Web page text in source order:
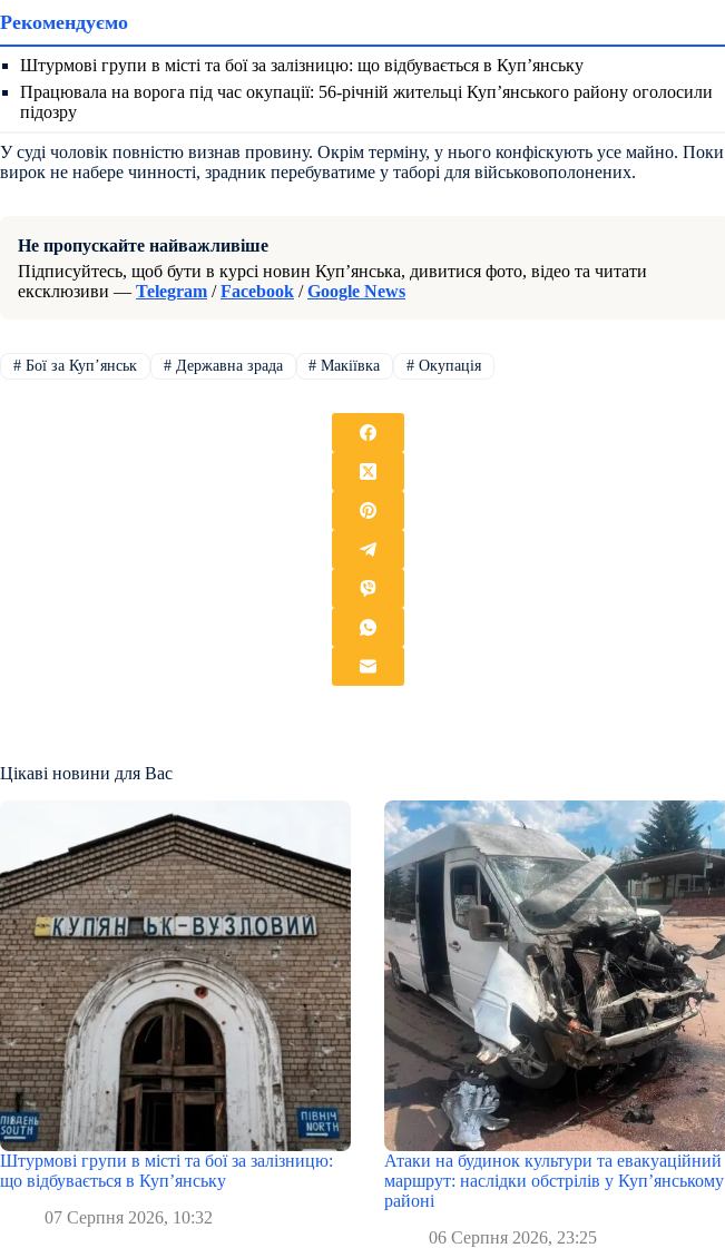
Рекомендуємо
Штурмові групи в місті та бої за залізницю: що відбувається в Куп’янську
Працювала на ворога під час окупації: 56-річній жительці Куп’янського району оголосили
підозру
У суді чоловік повністю визнав провину. Окрім терміну, у нього конфіскують усе майно. Поки
вирок не набере чинності, зрадник перебуватиме у таборі для військовополонених.
Не пропускайте найважливіше
Підписуйтесь, щоб бути в курсі новин Куп’янська, дивитися фото, відео та читати
ексклюзиви — Telegram /Facebook /Google News
#Бої за Купʼянськ #Державна зрада # Макіївка # Окупація
Цікаві новини для Вас
Штурмові групи в місті та бої за залізницю:
що відбувається в Куп’янську
07 Серпня 2026, 10:32
Атаки на будинок культури та евакуаційний
маршрут: наслідки обстрілів у Куп’янському
районі
06 Серпня 2026, 23:25